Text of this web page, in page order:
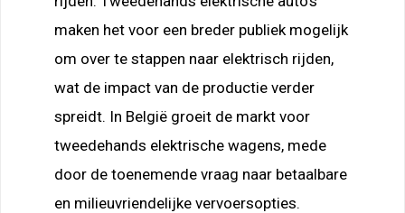
maken het voor een breder publiek mogelijk
om over te stappen naar elektrisch rijden,
wat de impact van de productie verder
spreidt. In België groeit de markt voor
tweedehands elektrische wagens, mede
door de toenemende vraag naar betaalbare
en milieuvriendelijke vervoersopties.